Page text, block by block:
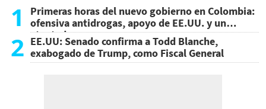
1
Primeras horas del nuevo gobierno en Colombia:
ofensiva antidrogas, apoyo de EE.UU. y un
atentado
2 EE.UU: Senado confirma a Todd Blanche,
exabogado de Trump, como Fiscal General